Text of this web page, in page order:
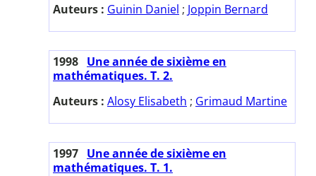
Auteurs : Guinin Daniel ; Joppin Bernard
1998 Une année de sixième en
mathématiques. T. 2.
Auteurs : Alosy Elisabeth ; Grimaud Martine
1997 Une année de sixième en
mathématiques. T. 1.